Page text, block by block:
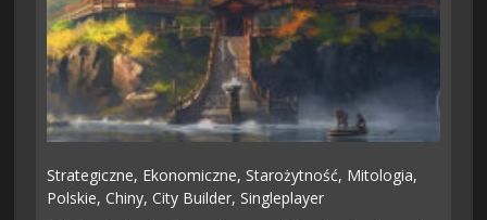
Strategiczne, Ekonomiczne,Starożytność, Mitologia,
Polskie,Chiny,City Builder,Singleplayer